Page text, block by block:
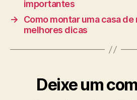
importantes
→
Como montar uma casa de
melhores dicas
Deixe um